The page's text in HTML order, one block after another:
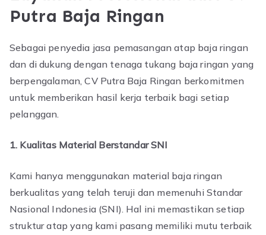
Putra Baja Ringan
Sebagai penyedia jasa pemasangan atap baja ringan
dan di dukung dengan tenaga tukang baja ringan yang
berpengalaman, CV Putra Baja Ringan berkomitmen
untuk memberikan hasil kerja terbaik bagi setiap
pelanggan.
1. Kualitas Material Berstandar SNI
Kami hanya menggunakan material baja ringan
berkualitas yang telah teruji dan memenuhi Standar
Nasional Indonesia (SNI). Hal ini memastikan setiap
struktur atap yang kami pasang memiliki mutu terbaik